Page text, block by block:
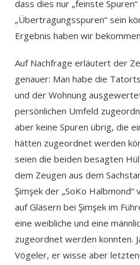
dass dies nur „feinste
„Übertragungsspuren“ sein
Ergebnis haben wir
Auf Nachfrage erläutert der
genauer: Man habe die
und der Wohnung
persönlichen Umfeld
aber keine Spuren übrig, die
hätten zugeordnet werden
seien die beiden besagten
dem Zeugen aus dem
Şimşek der „SoKo Halbmond“
auf Gläsern bei Şimşek im
eine weibliche und eine
zugeordnet werden konnten.
Vögeler, er wisse aber